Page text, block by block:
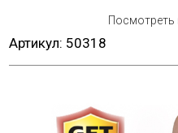
Посмотреть
Артикул: 50318